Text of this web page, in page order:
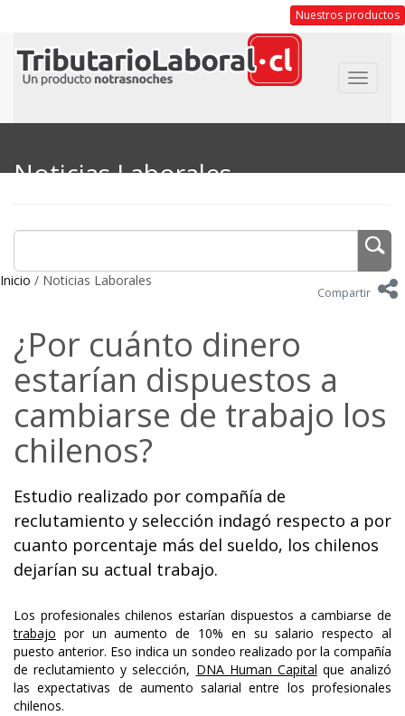
Nuestros productos
Toggle
Noticias Laborales
Inicio / Noticias Laborales
Compartir
¿Por cuánto dinero
estarían dispuestos a
cambiarse de trabajo los
chilenos?
Estudio realizado por compañía de
reclutamiento y selección indagó respecto a por
cuanto porcentaje más del sueldo, los chilenos
dejarían su actual trabajo.
Los profesionales chilenos estarían dispuestos a cambiarse de
trabajo por un aumento de 10% en su salario respecto al
puesto anterior. Eso indica un sondeo realizado por la compañía
de reclutamiento y selección, DNA Human Capital que analizó
las expectativas de aumento salarial entre los profesionales
chilenos.